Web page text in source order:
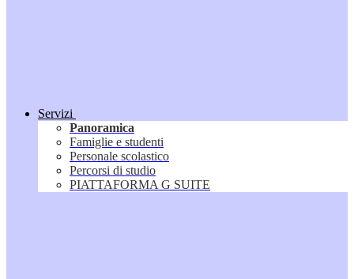
Servizi
Panoramica
Famiglie e studenti
Personale scolastico
Percorsi di studio
PIATTAFORMA G SUITE